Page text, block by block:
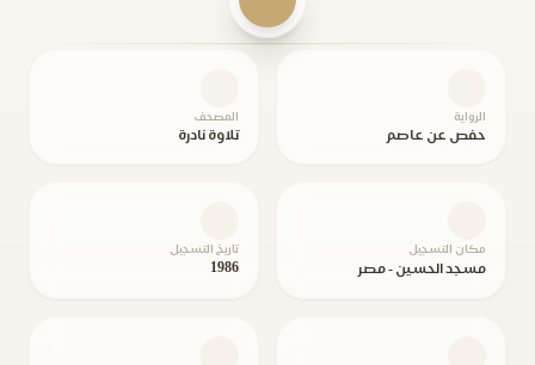
الرواية
حفص عن عاصم
المصحف
تلاوة نادرة
مكان التسجيل
مسجد الحسين - مصر
تاريخ التسجيل
1986